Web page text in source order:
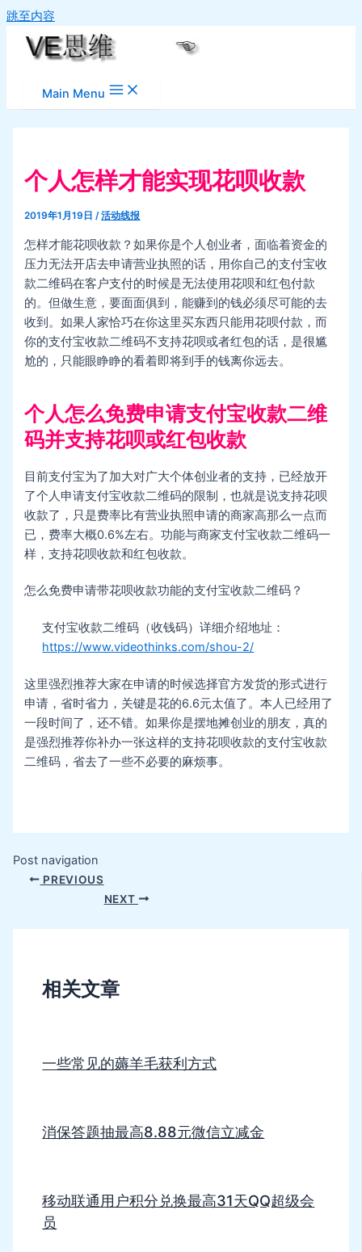
跳至内容
Main Menu
个人怎样才能实现花呗收款
2019年1月19日/活动线报
怎样才能花呗收款？如果你是个人创业者，面临着资金的
压力无法开店去申请营业执照的话，用你自己的支付宝收
款二维码在客户支付的时候是无法使用花呗和红包付款
的。但做生意，要面面俱到，能赚到的钱必须尽可能的去
收到。如果人家恰巧在你这里买东西只能用花呗付款，而
你的支付宝收款二维码不支持花呗或者红包的话，是很尴
尬的，只能眼睁睁的看着即将到手的钱离你远去。
个人怎么免费申请支付宝收款二维
码并支持花呗或红包收款
目前支付宝为了加大对广大个体创业者的支持，已经放开
了个人申请支付宝收款二维码的限制，也就是说支持花呗
收款了，只是费率比有营业执照申请的商家高那么一点而
已，费率大概0.6%左右。功能与商家支付宝收款二维码一
样，支持花呗收款和红包收款。
怎么免费申请带花呗收款功能的支付宝收款二维码？
支付宝收款二维码（收钱码）详细介绍地址：
https://www.videothinks.com/shou-2/
这里强烈推荐大家在申请的时候选择官方发货的形式进行
申请，省时省力，关键是花的6.6元太值了。本人已经用了
一段时间了，还不错。如果你是摆地摊创业的朋友，真的
是强烈推荐你补办一张这样的支持花呗收款的支付宝收款
二维码，省去了一些不必要的麻烦事。
Post navigation
PREVIOUS
NEXT
相关文章
一些常见的薅羊毛获利方式
消保答题抽最高8.88元微信立减金
移动联通用户积分兑换最高31天QQ超级会
员